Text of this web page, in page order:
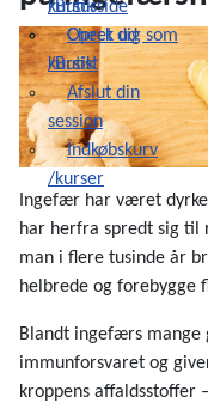
/Butik
Check ud
/Butik
kursusside
Opret dig som
kursist
Afslut din
session
Indkøbskurv
/kurser
Ingefær har været
har herfra spredt sig til
man i flere tusinde år
helbrede og forebygge
Blandt ingefærs mange
immunforsvaret og
kroppens